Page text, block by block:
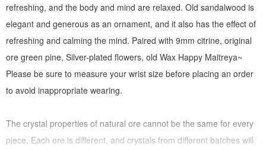
refreshing, and the body and mind are relaxed. Old sandalwood is
elegant and generous as an ornament, and it also has the effect of
refreshing and calming the mind. Paired with 9mm citrine, original
ore green pine, Silver-plated flowers, old Wax Happy Maitreya~
Please be sure to measure your wrist size before placing an order
to avoid inappropriate wearing.
The crystal properties of natural ore cannot be the same for every
piece. Each ore is different, and crystals from different batches will